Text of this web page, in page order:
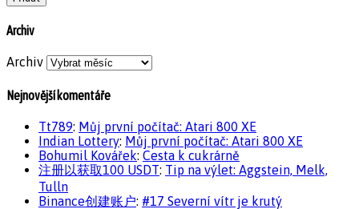
Archiv
Archiv
Nejnovější komentáře
Tt789: Můj první počítač: Atari 800 XE
Indian Lottery: Můj první počítač: Atari 800 XE
Bohumil Kovářek: Cesta k cukrárně
注册以获取100 USDT: Tip na výlet: Aggstein, Melk,
Tulln
Binance创建账户: #17 Severní vítr je krutý